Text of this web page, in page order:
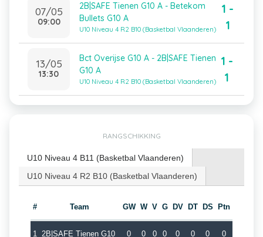
07/05
09:00
2B|SAFE Tienen G10 A - Betekom
Bullets G10 A
U10 Niveau 4 R2 B10 (Basketbal Vlaanderen)
1 -
1
13/05
13:30
Bct Overijse G10 A - 2B|SAFE Tienen
G10 A
U10 Niveau 4 R2 B10 (Basketbal Vlaanderen)
1 -
1
RANGSCHIKKING
U10 Niveau 4 B11 (Basketbal Vlaanderen)
U10 Niveau 4 R2 B10 (Basketbal Vlaanderen)
# Team GW W V G DV DT DS Ptn
1 2B|SAFE Tienen G10
0 0 0 0 0 0 0 0